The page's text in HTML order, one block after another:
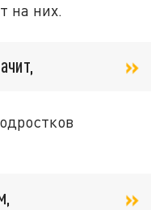
на них.